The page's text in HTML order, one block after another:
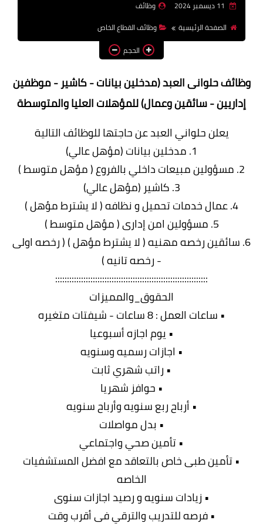
بالجامعات والمعاهد
اخبار
وظائف
الصفحة الرئيسية
وظائف القطاع الخاص
الحجم
وظائف حلوانى العبد (مدخلين بيانات - كاشير - موظفين
إداريين - سائقين وعمال) للمؤهلات العليا والمتوسطة
يعلن حلواني العبد عن حاجتها للوظائف التالية
1. مدخلين بيانات (مؤهل عالي)
2. مسؤولين مبيعات داخلي بالفروع ( مؤهل متوسط )
3. كاشير (مؤهل عالي)
4. عمال خدمات تحميل و نظافه ( لا يشترط مؤهل )
5. مسؤولين امن إدارى ( مؤهل متوسط )
6. سائقين رخصه مهنيه ( لا يشترط مؤهل ) ( رخصه اولى
- رخصه تانيه )
:::::::::::::::::::::::::::::::::::::::::::::::::::::::::::::::::
الحقوق_والمميزات
• ساعات العمل : 8 ساعات - شيفتات متغيره
• يوم اجازه أسبوعيا
• اجازات رسميه وسنويه
• راتب شهري ثابت
• حوافز شهريا
• أرباح ربع سنويه وأرباح سنويه
• بدل مواصلات
• تأمين صحي واجتماعي
• تأمين طبى خاص بالتعاقد مع افضل المستشفيات
الخاصه
• زيادات سنويه و رصيد اجازات سنوى
• فرصه للتدريب والترقي فى أقرب وقت